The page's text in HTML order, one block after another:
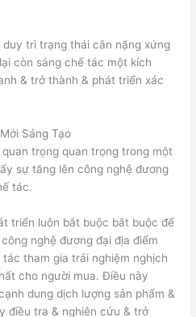
trì trạng thái cân nặng xứng
còn sáng chế tác một kích
& trở thành & phát triển xác
Sáng Tạo
trọng quan trọng trong một
sự tăng lên công nghệ đương
tác.
triển luôn bắt buộc bắt buộc để
nghệ đương đại địa điểm
tham gia trải nghiệm nghịch
cho người mua. Điều này
dung dịch lượng sản phẩm &
điều tra & nghiên cứu & trở